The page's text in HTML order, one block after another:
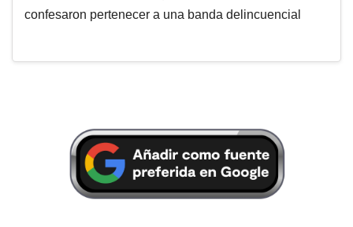
confesaron pertenecer a una banda delincuencial